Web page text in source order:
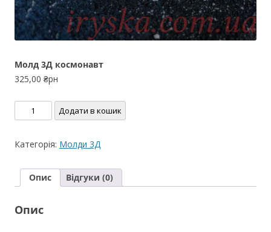
Молд 3Д космонавт
325,00 ₴рн
Молд
3Д
кількість
Додати в кошик
Категорія: Молди 3Д
Опис Відгуки (0)
Опис